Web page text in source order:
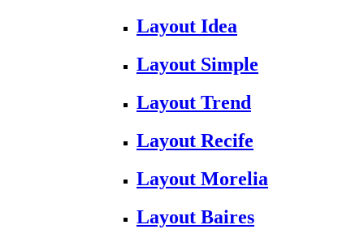
Layout Idea
Layout Simple
Layout Trend
Layout Recife
Layout Morelia
Layout Baires